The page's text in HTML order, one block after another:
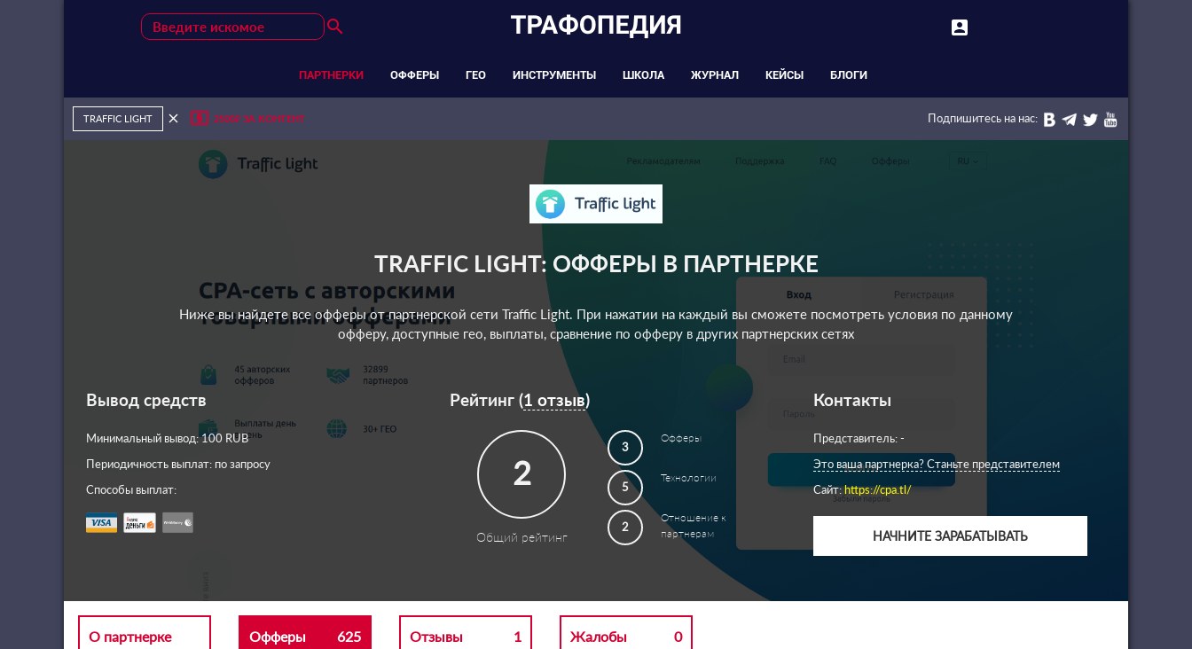
search account_box
ПАРТНЕРКИ ОФФЕРЫ ГЕО ИНСТРУМЕНТЫ ШКОЛА ЖУРНАЛ КЕЙСЫ БЛОГИ
TRAFFIC LIGHT close local_atm 2500₽ ЗА КОНТЕНТ Подпишитесь на нас:
TRAFFIC LIGHT: ОФФЕРЫ В ПАРТНЕРКЕ
Ниже вы найдете все офферы от партнерской сети Traffic Light. При нажатии на каждый вы сможете посмотреть условия по данному
офферу, доступные гео, выплаты, сравнение по офферу в других партнерских сетях
Вывод средств
Минимальный вывод: 100 RUB
Периодичность выплат: по запросу
Способы выплат:
Рейтинг (1 отзыв)
2
Общий рейтинг
3
Офферы
5
Технологии
2
Отношение к
партнерам
Контакты
Представитель: -
Это ваша партнерка? Станьте представителем
Сайт:https://cpa.tl/
НАЧНИТЕ ЗАРАБАТЫВАТЬ
О партнерке Офферы 625 Отзывы 1 Жалобы 0